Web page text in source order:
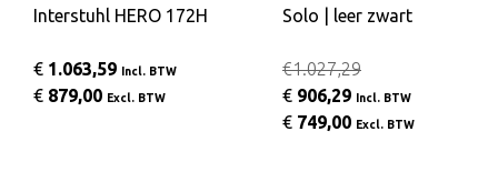
Interstuhl HERO 172H
€ 1.063,59 Incl. BTW
€ 879,00 Excl. BTW
Solo | leer zwart
€1.027,29
€ 906,29 Incl. BTW
€ 749,00 Excl. BTW